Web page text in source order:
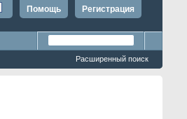
Регистрация
Помощь
Расширенный поиск